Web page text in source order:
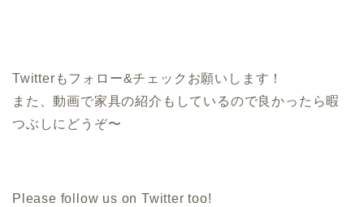
Twitterもフォロー&チェックお願いします！
また、動画で家具の紹介もしているので良かったら暇
つぶしにどうぞ〜
Please follow us on Twitter too!